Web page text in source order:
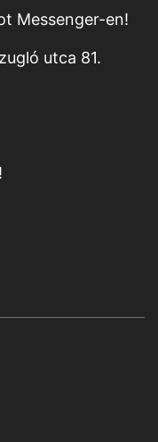
Messenger-en!
utca 81.